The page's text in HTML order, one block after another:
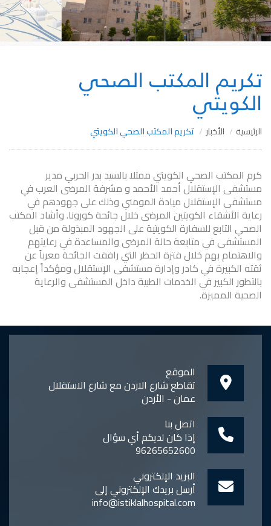
تكريم المكتب الصحي
الكويتي
الرئيسية الأخبار تكريم المكتب الصحي الكويتي
كرم المكتب الصحي الكويتي ممثلا بالسيد بدر الحربي مدير
مستشفى الإستقلال أحمد الأحمد و مشرفة المرضى العرب في
مستشفى الإستقلال ميادة المومني وذلك على جهودهم في
رعاية الأشقاء الكويتين المرضى خلال جائحة كورونا. وأشاد المكتب
الصحي التابع للسفارة الكويتية على الجهود المبذولة من قبل
المستشفى في متابعة حالة المرضى والمساعدة في رعايتهم
والاهتمام بهم خلال فترة الحظر التي رافقت الجائحة معرباً عن
ثقته الكبيرة في كادر وإدارة مستشفى الإستقلال ومؤكداً إعجابه
بالتطور الكبير في الخدمات الطبية داخل المستشفى والرعاية
الصحية المميزة.
الموقع
تقاطع شارع الاردن مع شارع الاستقلال
عمان - الأردن
اتصل بنا
إذا كان لديكم أي سؤال
96265652600
البريد الإلكتروني
أرسل بريدك الإلكتروني إلى
info@istiklalhospital.com